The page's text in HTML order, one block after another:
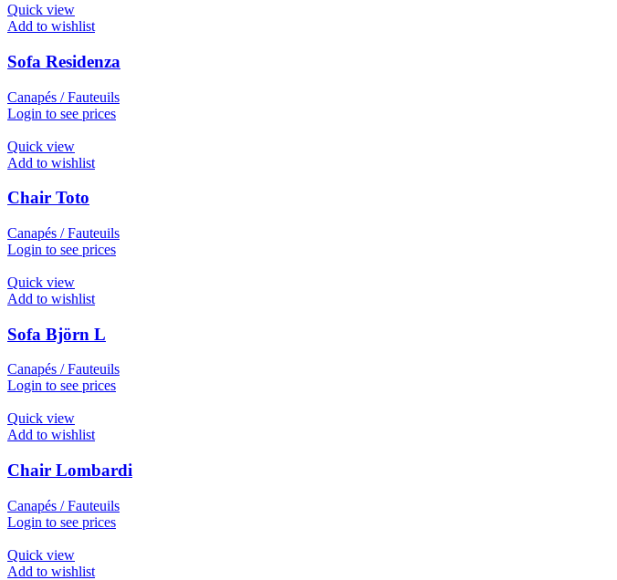
Quick view
Add to wishlist
Sofa Residenza
Canapés / Fauteuils
Login to see prices
Quick view
Add to wishlist
Chair Toto
Canapés / Fauteuils
Login to see prices
Quick view
Add to wishlist
Sofa Björn L
Canapés / Fauteuils
Login to see prices
Quick view
Add to wishlist
Chair Lombardi
Canapés / Fauteuils
Login to see prices
Quick view
Add to wishlist